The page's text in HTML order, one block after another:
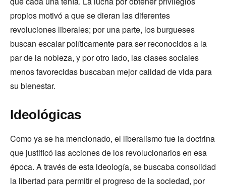
propios motivó a que se dieran las diferentes
revoluciones liberales; por una parte, los burgueses
buscan escalar políticamente para ser reconocidos a la
par de la nobleza, y por otro lado, las clases sociales
menos favorecidas buscaban mejor calidad de vida para
su bienestar.
Ideológicas
Como ya se ha mencionado, el liberalismo fue la doctrina
que justificó las acciones de los revolucionarios en esa
época. A través de esta ideología, se buscaba consolidad
la libertad para permitir el progreso de la sociedad, por